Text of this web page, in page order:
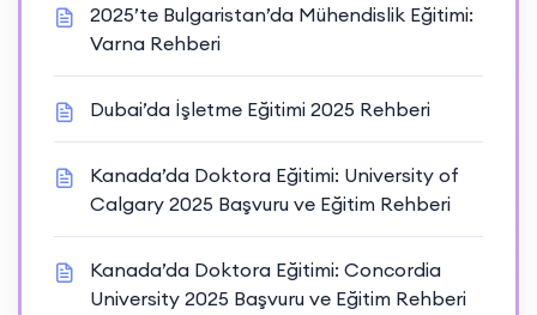
2025’te Bulgaristan’da Mühendislik Eğitimi:
Varna Rehberi
Dubai’da İşletme Eğitimi 2025 Rehberi
Kanada’da Doktora Eğitimi: University of
Calgary 2025 Başvuru ve Eğitim Rehberi
Kanada’da Doktora Eğitimi: Concordia
University 2025 Başvuru ve Eğitim Rehberi